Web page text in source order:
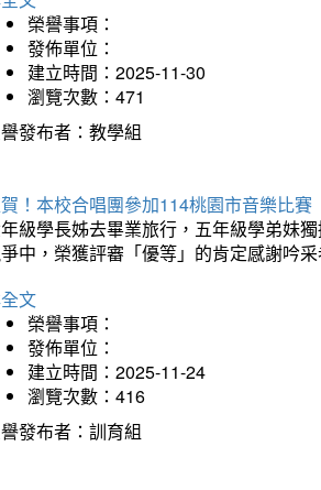
榮譽事項：
發佈單位：
建立時間：2025-11-30
瀏覽次數：471
發布者：教學組
！本校合唱團參加114桃園市音樂比
級學長姊去畢業旅行，五年級學弟妹
中，榮獲評審「優等」的肯定感謝吟
文
榮譽事項：
發佈單位：
建立時間：2025-11-24
瀏覽次數：416
發布者：訓育組